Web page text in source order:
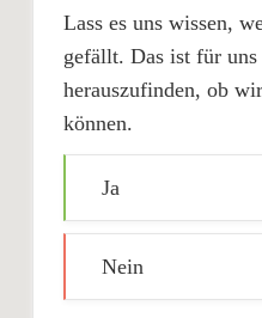
Lass es uns wissen,
gefällt. Das ist für
herauszufinden, ob
können.
Ja
Nein